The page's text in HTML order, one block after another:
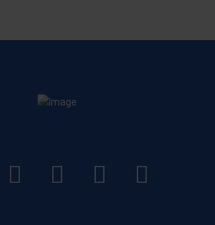
InstagramFacebook
YouTube